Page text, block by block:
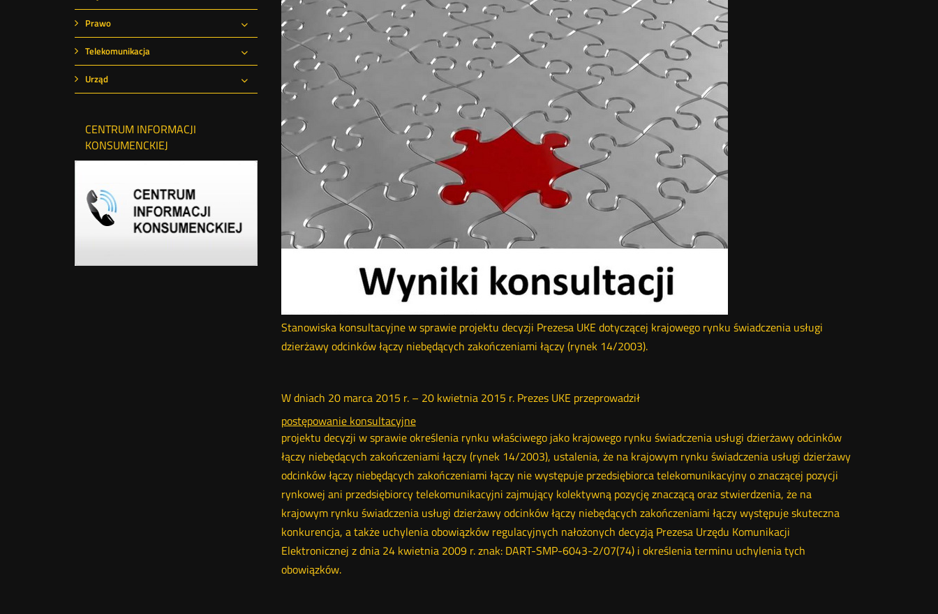
Rozwiń
Prawo
Rozwiń
Telekomunikacja
Rozwiń
Urząd
Rozwiń
CENTRUM INFORMACJI
KONSUMENCKIEJ
Stanowiska konsultacyjne w sprawie projektu decyzji Prezesa UKE dotyczącej krajowego rynku świadczenia usługi
dzierżawy odcinków łączy niebędących zakończeniami łączy (rynek 14/2003).
W dniach 20 marca 2015 r. – 20 kwietnia 2015 r. Prezes UKE przeprowadził
postępowanie konsultacyjne
projektu decyzji w sprawie określenia rynku właściwego jako krajowego rynku świadczenia usługi dzierżawy odcinków
łączy niebędących zakończeniami łączy (rynek 14/2003), ustalenia, że na krajowym rynku świadczenia usługi dzierżawy
odcinków łączy niebędących zakończeniami łączy nie występuje przedsiębiorca telekomunikacyjny o znaczącej pozycji
rynkowej ani przedsiębiorcy telekomunikacyjni zajmujący kolektywną pozycję znaczącą oraz stwierdzenia, że na
krajowym rynku świadczenia usługi dzierżawy odcinków łączy niebędących zakończeniami łączy występuje skuteczna
konkurencja, a także uchylenia obowiązków regulacyjnych nałożonych decyzją Prezesa Urzędu Komunikacji
Elektronicznej z dnia 24 kwietnia 2009 r. znak: DART-SMP-6043-2/07(74) i określenia terminu uchylenia tych
obowiązków.